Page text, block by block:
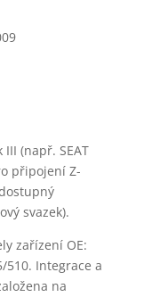
(např. SEAT
připojení Z-
svazek).
zařízení OE:
510. Integrace a
na